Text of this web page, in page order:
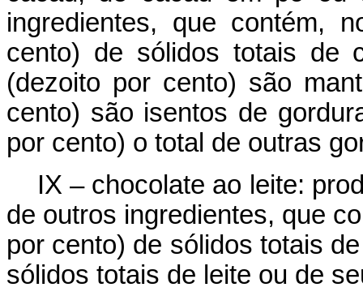
ingredientes, que contém,
cento) de sólidos totais de
(dezoito por cento) são
cento) são isentos de
por cento) o total de outras
IX – chocolate ao leite:
de outros ingredientes, que
por cento) de sólidos totais
sólidos totais de leite ou de